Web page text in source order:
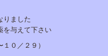
ました
与えて下さい
０／２９）